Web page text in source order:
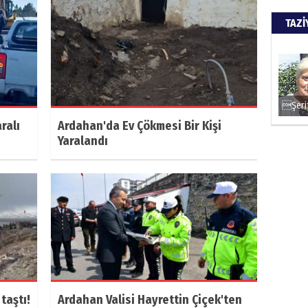
Ardahan'da Ev Çökmesi Bir Kişi
Yaralandı
Ardahan Valisi Hayrettin Çiçek'ten